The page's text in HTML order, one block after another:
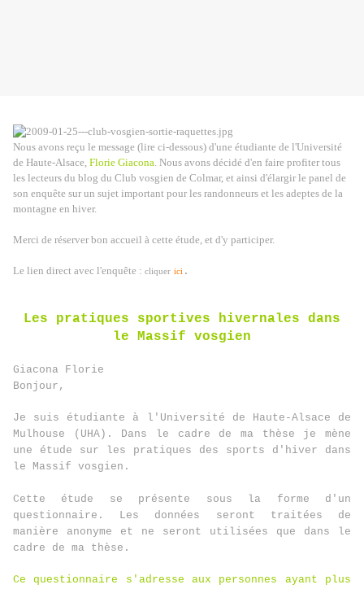
Nous avons reçu le message (lire ci-dessous) d'une étudiante de l'Université
de Haute-Alsace, Florie Giacona. Nous avons décidé d'en faire profiter tous
les lecteurs du blog du Club vosgien de Colmar, et ainsi d'élargir le panel de
son enquête sur un sujet important pour les randonneurs et les adeptes de la
montagne en hiver.
Merci de réserver bon accueil à cette étude, et d'y participer.
Le lien direct avec l'enquête : cliquer ici .
Les pratiques sportives hivernales dans
le Massif vosgien
Giacona Florie
Bonjour,
Je suis étudiante à l'Université de Haute-Alsace de
Mulhouse (UHA). Dans le cadre de ma thèse je mène
une étude sur les pratiques des sports d'hiver dans
le Massif vosgien.
Cette étude se présente sous la forme d'un
questionnaire. Les données seront traitées de
manière anonyme et ne seront utilisées que dans le
cadre de ma thèse.
Ce questionnaire s'adresse aux personnes ayant plus